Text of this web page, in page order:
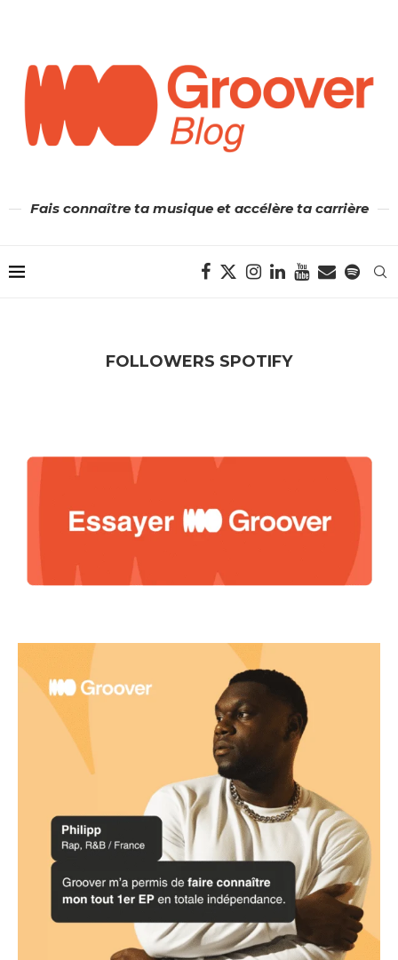
Fais connaître ta musique et accélère ta carrière
FOLLOWERS SPOTIFY